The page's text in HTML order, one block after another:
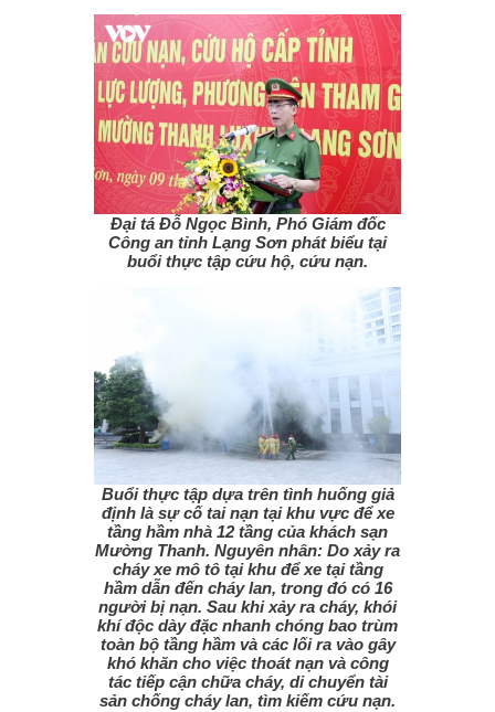
Đại tá Đỗ Ngọc Bình, Phó Giám đốc
Công an tỉnh Lạng Sơn phát biểu tại
buổi thực tập cứu hộ, cứu nạn.
Buổi thực tập dựa trên tình huống giả
định là sự cố tai nạn tại khu vực để xe
tầng hầm nhà 12 tầng của khách sạn
Mường Thanh. Nguyên nhân: Do xảy ra
cháy xe mô tô tại khu để xe tại tầng
hầm dẫn đến cháy lan, trong đó có 16
người bị nạn. Sau khi xảy ra cháy, khói
khí độc dày đặc nhanh chóng bao trùm
toàn bộ tầng hầm và các lối ra vào gây
khó khăn cho việc thoát nạn và công
tác tiếp cận chữa cháy, di chuyển tài
sản chống cháy lan, tìm kiếm cứu nạn.